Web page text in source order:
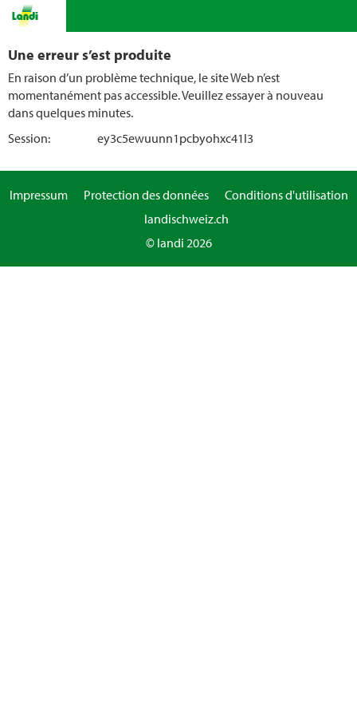
Une erreur s’est produite
En raison d’un problème technique, le site Web n’est
momentanément pas accessible. Veuillez essayer à nouveau
dans quelques minutes.
Session:
ey3c5ewuunn1pcbyohxc41l3
Impressum Protection des données
Conditions d'utilisation
landischweiz.ch
© landi 2026